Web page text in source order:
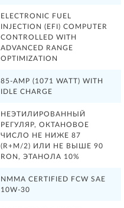
ELECTRONIC FUEL
INJECTION (EFI) COMPUTER
CONTROLLED WITH
ADVANCED RANGE
OPTIMIZATION
85-AMP (1071 WATT) WITH
IDLE CHARGE
НЕЭТИЛИРОВАННЫЙ
РЕГУЛЯР, ОКТАНОВОЕ
ЧИСЛО НЕ НИЖЕ 87
(R+M/2) ИЛИ НЕ ВЫШЕ 90
RON, ЭТАНОЛА 10%
NMMA CERTIFIED FCW SAE
10W-30